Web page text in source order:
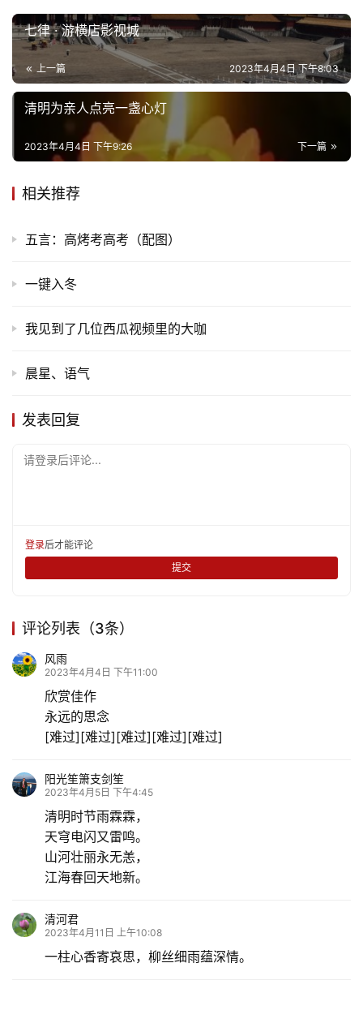
更七律 · 游横店影视城
上一篇 2023年4月4日 下午8:03
清明为亲人点亮一盏心灯
下一篇
2023年4月4日 下午9:26
相关推荐
五言：高烤考高考（配图）
一键入冬
我见到了几位西瓜视频里的大咖
晨星、语气
发表回复
请登录后评论...
登录后才能评论
提交
评论列表（3条）
风雨
2023年4月4日 下午11:00
欣赏佳作
永远的思念
[难过][难过][难过][难过][难过]
阳光笙箫支剑笙
2023年4月5日 下午4:45
清明时节雨霖霖，
天穹电闪又雷鸣。
山河壮丽永无恙，
江海春回天地新。
清河君
2023年4月11日 上午10:08
一柱心香寄哀思，柳丝细雨蕴深情。